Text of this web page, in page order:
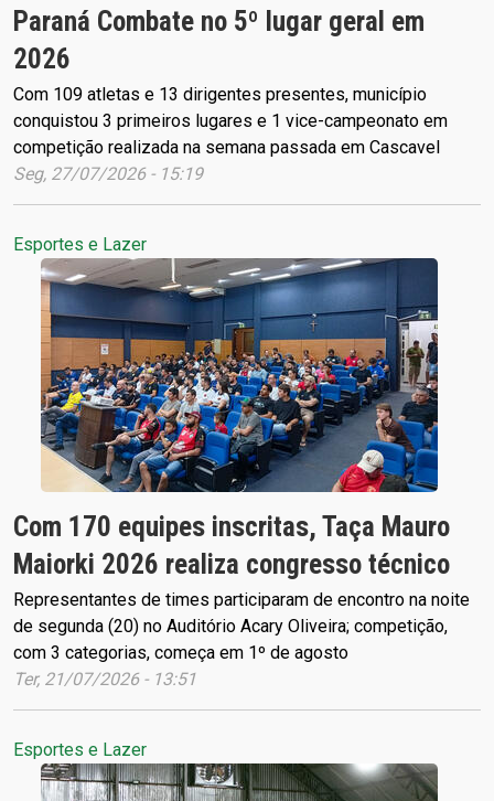
Paraná Combate no 5º lugar geral em
2026
Com 109 atletas e 13 dirigentes presentes, município
conquistou 3 primeiros lugares e 1 vice-campeonato em
competição realizada na semana passada em Cascavel
Seg, 27/07/2026 - 15:19
Esportes e Lazer
Com 170 equipes inscritas, Taça Mauro
Maiorki 2026 realiza congresso técnico
Representantes de times participaram de encontro na noite
de segunda (20) no Auditório Acary Oliveira; competição,
com 3 categorias, começa em 1º de agosto
Ter, 21/07/2026 - 13:51
Esportes e Lazer